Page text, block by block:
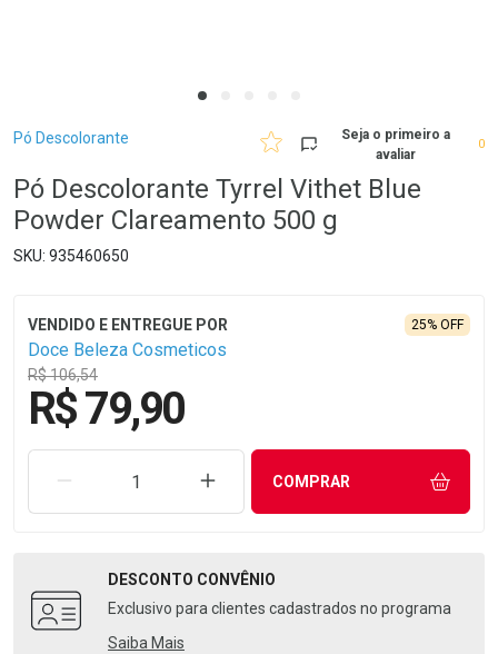
Breadcrumb
Pó Descolorante
Seja o primeiro a
avaliar
0
Pó Descolorante Tyrrel Vithet Blue
Powder Clareamento 500 g
935460650
Doce Beleza Cosmeticos
R$ 106,54
25% OFF
R$ 79,90
REMOVER UMA UNIDADEAUMENTAR UMA UNIDADE
COMPRAR
DESCONTO CONVÊNIO
Exclusivo para clientes cadastrados no programa
Saiba Mais